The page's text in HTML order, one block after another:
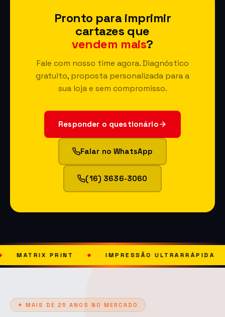
Pronto para imprimir
cartazes que
vendem mais?
Fale com nosso time agora. Diagnóstico
gratuito, proposta personalizada para a
sua loja e sem compromisso.
Responder o questionário
Falar no WhatsApp
(16) 3636-3060
◆ IMPRESSÃO ULTRARRÁPIDA ◆
✦ MAIS DE 25 ANOS NO MERCADO